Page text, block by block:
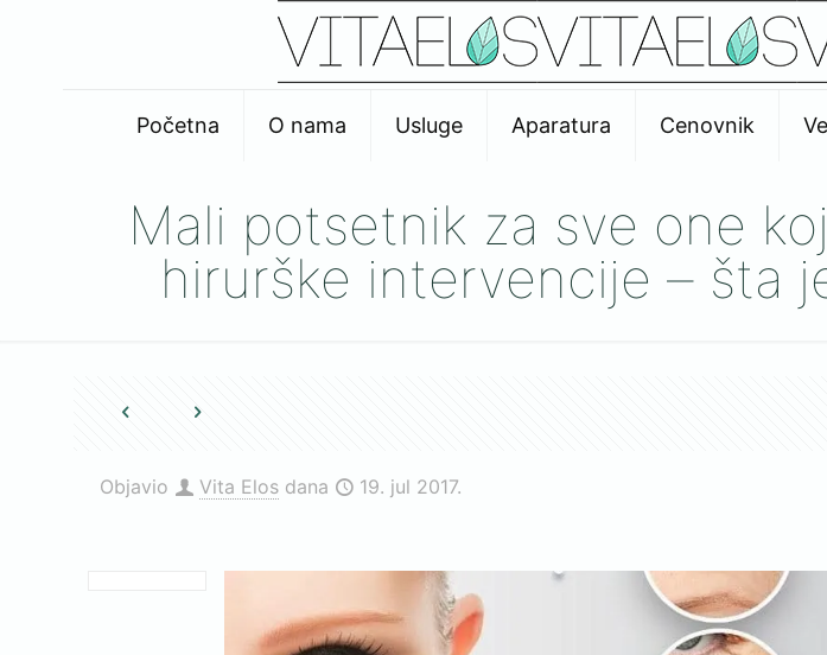
Početna O nama Usluge Aparatura Cenovnik
Mali potsetnik za sve one
hirurške intervencije – šta
Objavio Vita Elos dana 19. jul 2017.